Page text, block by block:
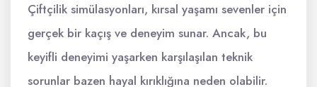
Çiftçilik simülasyonları, kırsal yaşamı sevenler için
gerçek bir kaçış ve deneyim sunar. Ancak, bu
keyifli deneyimi yaşarken karşılaşılan teknik
sorunlar bazen hayal kırıklığına neden olabilir.